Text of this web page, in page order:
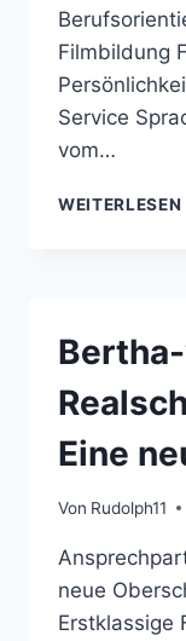
Filmbildung
Service
vom…
WEITERLESEN
Eine
Von Rudolph11
neue
Erstklassige